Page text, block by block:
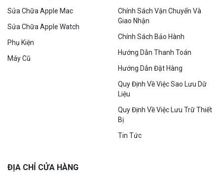
Sửa Chữa Apple Mac
Sửa Chữa Apple Watch
Phụ Kiện
Máy Cũ
Chính Sách Vận Chuyển Và
Giao Nhận
Chính Sách Bảo Hành
Hướng Dẫn Thanh Toán
Hướng Dẫn Đặt Hàng
Quy Định Về Việc Sao Lưu Dữ
Liệu
Quy Định Về Việc Lưu Trữ Thiết
Bị
Tin Tức
ĐỊA CHỈ CỬA HÀNG